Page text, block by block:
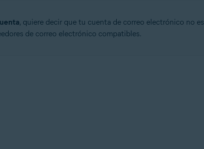
, quiere decir que tu cuenta de correo electrónico no es
de correo electrónico compatibles.